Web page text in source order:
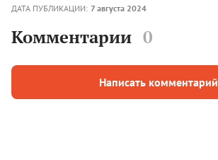
ДАТА ПУБЛИКАЦИИ: 7 августа 2024
Комментарии 0
Написать комментарий